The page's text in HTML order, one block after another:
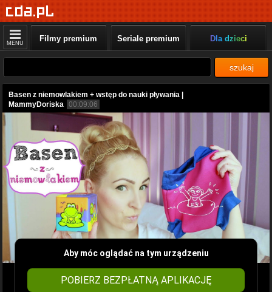
MENU Filmy premium Seriale premium Dla dzieci
szukaj
Basen z niemowlakiem + wstęp do nauki pływania |
MammyDoriska 00:09:06
Aby móc oglądać na tym urządzeniu
POBIERZ BEZPŁATNĄ APLIKACJĘ